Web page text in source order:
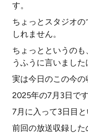
す。
ちょっとスタジオ
しれません。
ちょっとというの
うふうに言いました
実は今日のこの今の
2025年の7月3日です
7月に入って3日目と
前回の放送収録した